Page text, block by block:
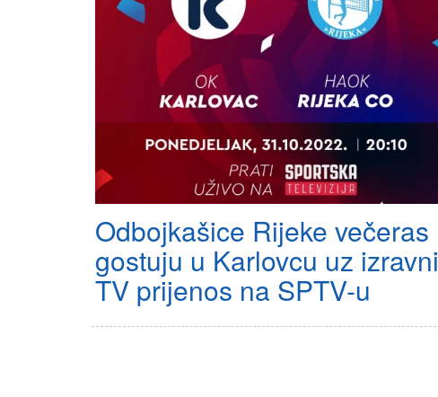
Odbojkašice Rijeke večeras
gostuju u Karlovcu uz izravni
TV prijenos na SPTV-u